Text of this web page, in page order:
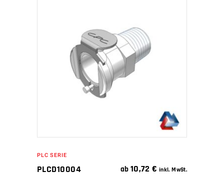
IN DEN WARENKORB
PLC SERIE
PLCD10004 ab 10,72€ inkl. MwSt.